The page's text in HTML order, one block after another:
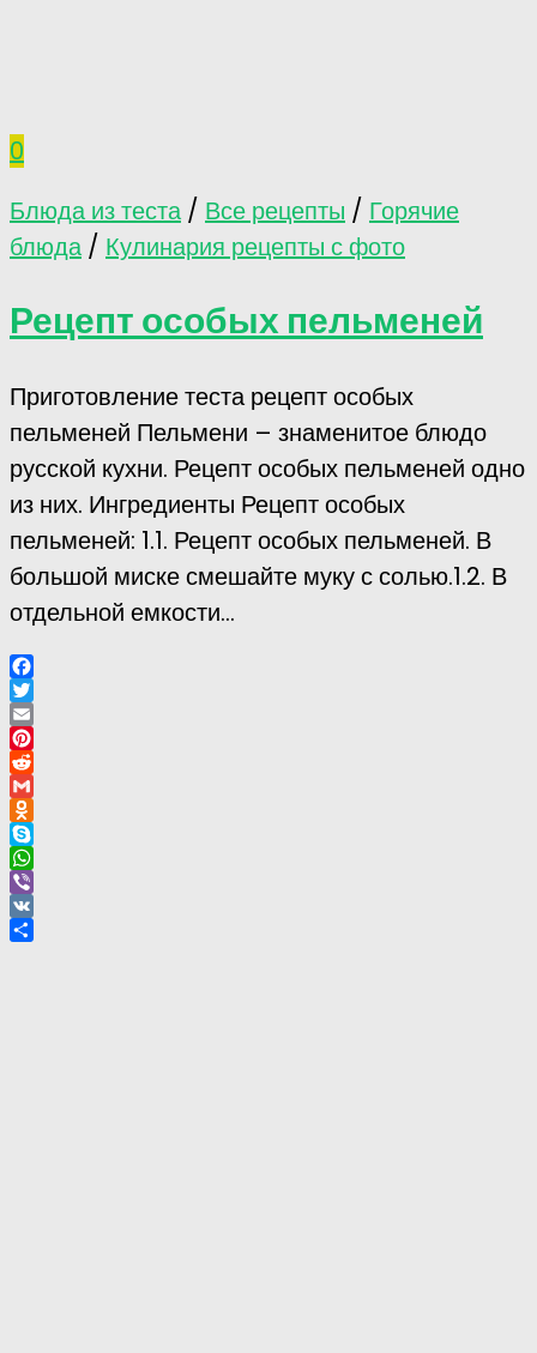
0
Блюда из теста / Все рецепты / Горячие
блюда / Кулинария рецепты с фото
Рецепт особых пельменей
Приготовление теста рецепт особых
пельменей Пельмени – знаменитое блюдо
русской кухни. Рецепт особых пельменей одно
из них. Ингредиенты Рецепт особых
пельменей: 1.1. Рецепт особых пельменей. В
большой миске смешайте муку с солью.1.2. В
отдельной емкости...
Facebook
Twitter
Email
Pinterest
Reddit
Gmail
Odnoklassniki
Skype
WhatsApp
Viber
VK